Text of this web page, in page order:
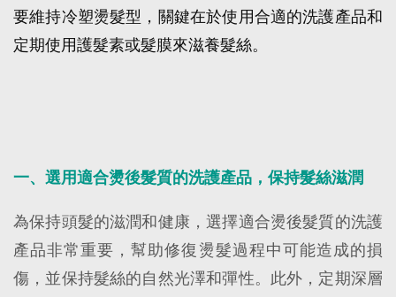
要維持冷塑燙髮型，關鍵在於使用合適的洗護產品和
定期使用護髮素或髮膜來滋養髮絲。
一、選用適合燙後髮質的洗護產品，保持髮絲滋潤
為保持頭髮的滋潤和健康，選擇適合燙後髮質的洗護
產品非常重要，幫助修復燙髮過程中可能造成的損
傷，並保持髮絲的自然光澤和彈性。此外，定期深層